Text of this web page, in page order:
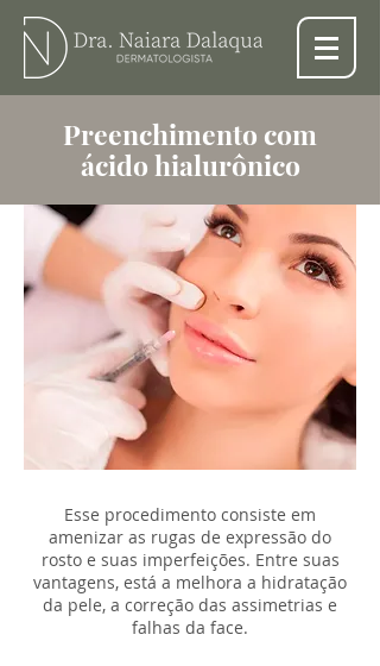
Preenchimento com
ácido hialurônico
Esse procedimento consiste em
amenizar as rugas de expressão do
rosto e suas imperfeições. Entre suas
vantagens, está a melhora a hidratação
da pele, a correção das assimetrias e
falhas da face.